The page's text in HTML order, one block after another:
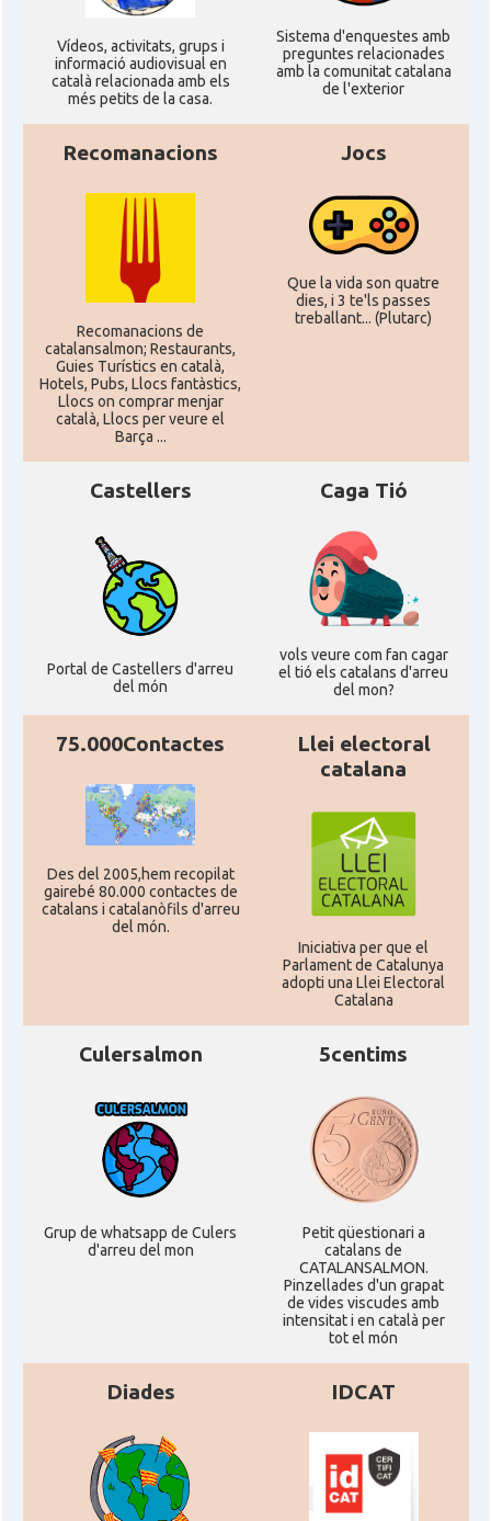
CAMON Catalans a Maine, USA
CAMON
CAMON Catalans a NEBRASKA
CAMON Catalans a NEW MEXICO
CAMON Catalans a New Orleans
CAMON CATALANS A NEW YORK
CAMON Catalans a OKLAHOMA
CAMON Catalans a ORLANDO
CAMON
Catalans a Philadelphia,
Catalans a PHOENIX
Catalans a Portland (OR)
CAMON Catalans a PROVIDENCE
CAMON Catalans a RENO
Catalans a SAINT LOUIS
CAMON Catalans a SAN FRANCISCO
Catalans a Sarasota, Florida, USA
Catalans a SEATTLE
Catalans a Silicon Valley (San Jose),
CAMON Catalans a TENNESSEE
Ví­deos, activitats, grups i
informació audiovisual en
català relacionada amb els
més petits de la casa.
Sistema d'enquestes amb
preguntes relacionades
amb la comunitat catalana
de l'exterior
Recomanacions
Recomanacions de
catalansalmon; Restaurants,
Guies Turístics en català,
Hotels, Pubs, Llocs fantàstics,
Llocs on comprar menjar
català, Llocs per veure el
Barça ...
Jocs
Que la vida son quatre
dies, i 3 te'ls passes
treballant... (Plutarc)
Castellers
Portal de Castellers d'arreu
del món
Caga Tió
vols veure com fan cagar
el tió els catalans d'arreu
del mon?
75.000Contactes
Des del 2005,hem recopilat
gairebé 80.000 contactes de
catalans i catalanòfils d'arreu
del món.
Llei electoral
catalana
Iniciativa per que el
Parlament de Catalunya
adopti una Llei Electoral
Catalana
Culersalmon
Grup de whatsapp de Culers
d'arreu del mon
5centims
Petit qüestionari a
catalans de
CATALANSALMON.
Pinzellades d'un grapat
de vides viscudes amb
intensitat i en català per
tot el món
Diades IDCAT